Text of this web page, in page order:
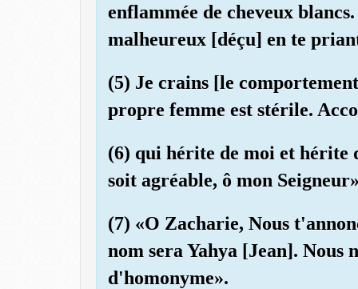
enflammée de cheveux
malheureux [déçu] en te
(5) Je crains [le
propre femme est stérile.
(6) qui hérite de moi et hérite
soit agréable, ô mon
(7) «O Zacharie, Nous
nom sera Yahya [Jean]. Nous
d'homonyme».